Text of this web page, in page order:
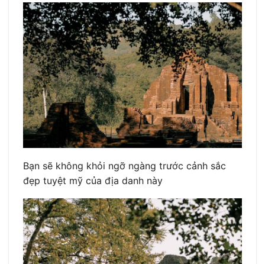
Bạn sẽ không khỏi ngỡ ngàng trước cảnh sắc
đẹp tuyệt mỹ của địa danh này